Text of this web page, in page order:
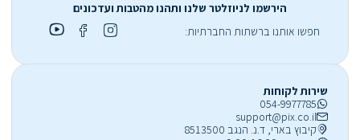
הירשמו לניוזלטר שלנו ותהנו מהטבות ועדכונים
חפשו אותנו ברשתות החברתיות:
שירות לקוחות
054-9977785
support@pix.co.il
קיבוץ בארי, ד.נ. הנגב 8513500